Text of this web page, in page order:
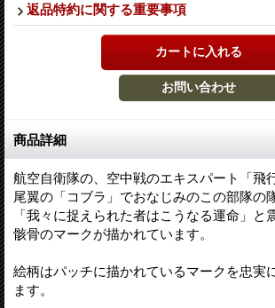
返品特約に関する重要事項
商品詳細
航空自衛隊の、空中戦のエキスパート「飛
尾翼の「コブラ」でおなじみのこの部隊の
「我々に捉えられた者はこうなる運命」と
骸骨のマークが描かれています。
絵柄はパッチに描かれているマークを忠実
ます。